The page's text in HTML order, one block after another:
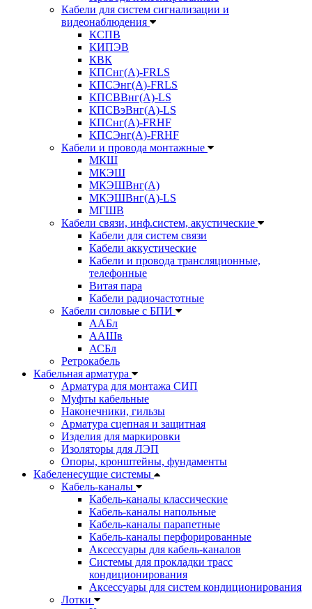
Кабели для систем сигнализации и
видеонаблюдения
КСПВ
КИПЭВ
КВК
КПСнг(А)-FRLS
КПСЭнг(А)-FRLS
КПСВВнг(А)-LS
КПСВэВнг(А)-LS
КПСнг(А)-FRHF
КПСЭнг(А)-FRHF
Кабели и провода монтажные
МКШ
МКЭШ
МКЭШВнг(А)
МКЭШВнг(А)-LS
МГШВ
Кабели связи, инф.систем, акустические
Кабели для систем связи
Кабели аккустические
Кабели и провода трансляционные,
телефонные
Витая пара
Кабели радиочастотные
Кабели силовые с БПИ
ААБл
ААШв
АСБл
Ретрокабель
Кабельная арматура
Арматура для монтажа СИП
Муфты кабельные
Наконечники, гильзы
Арматура сцепная и защитная
Изделия для маркировки
Изоляторы для ЛЭП
Опоры, кронштейны, фундаменты
Кабеленесущие системы
Кабель-каналы
Кабель-каналы классические
Кабель-каналы напольные
Кабель-каналы парапетные
Кабель-каналы перфорированные
Аксессуары для кабель-каналов
Системы для прокладки трасс
кондиционирования
Аксессуары для систем кондиционирования
Лотки